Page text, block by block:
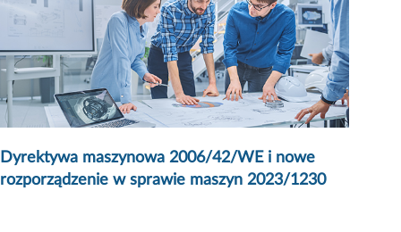
Dyrektywa maszynowa 2006/42/WE i nowe
rozporządzenie w sprawie maszyn 2023/1230